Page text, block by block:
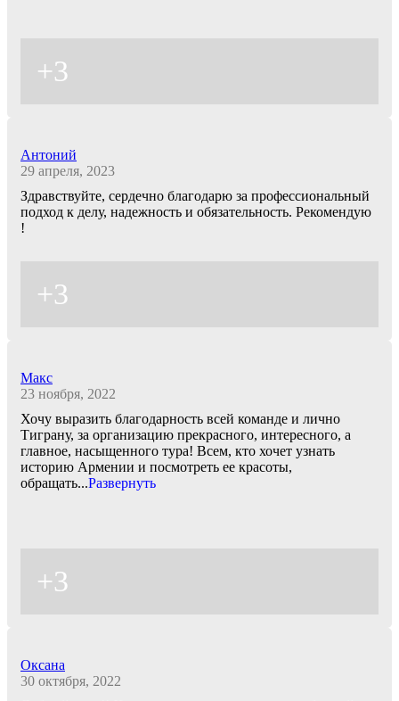
+3
Антоний
29 апреля, 2023
Здравствуйте, сердечно благодарю за профессиональный
подход к делу, надежность и обязательность. Рекомендую
!
+3
Макс
23 ноября, 2022
Хочу выразить благодарность всей команде и лично
Тиграну, за организацию прекрасного, интересного, а
главное, насыщенного тура! Всем, кто хочет узнать
историю Армении и посмотреть ее красоты,
обращать...Развернуть
+3
Оксана
30 октября, 2022